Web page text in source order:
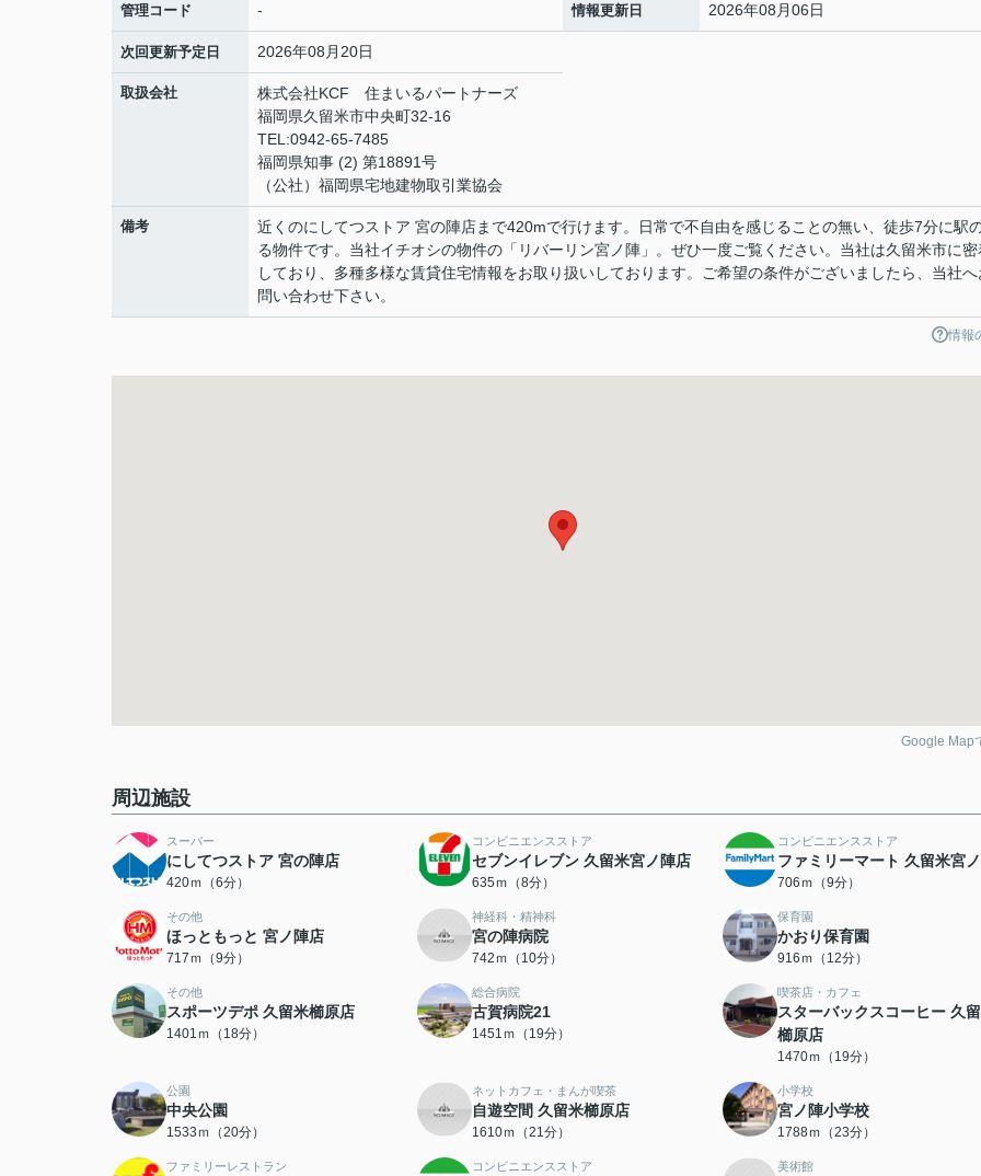
管理コード - 情報更新日 2026年08月06日
次回更新予定日 2026年08月20日
取扱会社
株式会社KCF 住まいるパートナーズ
福岡県久留米市中央町32-16
TEL:0942-65-7485
福岡県知事 (2) 第18891号
（公社）福岡県宅地建物取引業協会
備考
近くのにしてつストア 宮の陣店まで420mで行けます。日常で不自由を感じることの無い、徒歩7分に駅
る物件です。当社イチオシの物件の「リバーリン宮ノ陣」。ぜひ一度ご覧ください。当社は久留米市に密
しており、多種多様な賃貸住宅情報をお取り扱いしております。ご希望の条件がございましたら、当社へ
問い合わせ下さい。
情報
Google Map
周辺施設
スーパー
にしてつストア 宮の陣店
420ｍ（6分）
コンビニエンスストア
セブンイレブン 久留米宮ノ陣店
635ｍ（8分）
コンビニエンスストア
ファミリーマート 久留米宮
706ｍ（9分）
その他
ほっともっと 宮ノ陣店
717ｍ（9分）
神経科・精神科
宮の陣病院
742ｍ（10分）
保育園
かおり保育園
916ｍ（12分）
その他
スポーツデポ 久留米櫛原店
1401ｍ（18分）
総合病院
古賀病院21
1451ｍ（19分）
喫茶店・カフェ
スターバックスコーヒー 久
櫛原店
1470ｍ（19分）
公園
中央公園
1533ｍ（20分）
ネットカフェ・まんが喫茶
自遊空間 久留米櫛原店
1610ｍ（21分）
小学校
宮ノ陣小学校
1788ｍ（23分）
ファミリーレストラン コンビニエンスストア 美術館